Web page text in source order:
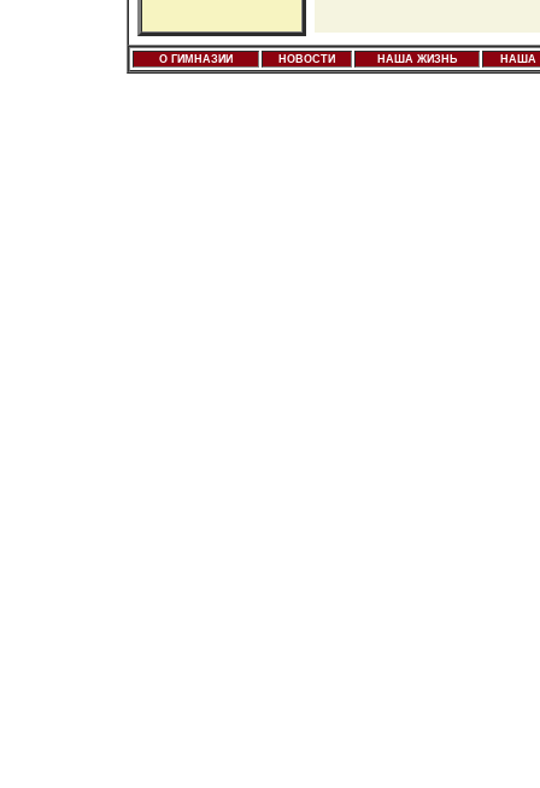
О ГИМНАЗИИ НОВОСТИ НАША ЖИЗНЬ НАША